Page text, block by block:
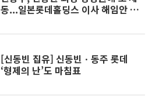
동...일본롯데홀딩스 이사 해임안 제
[신동빈 집유] 신동빈ㆍ동주 롯데
‘형제의 난’도 마침표